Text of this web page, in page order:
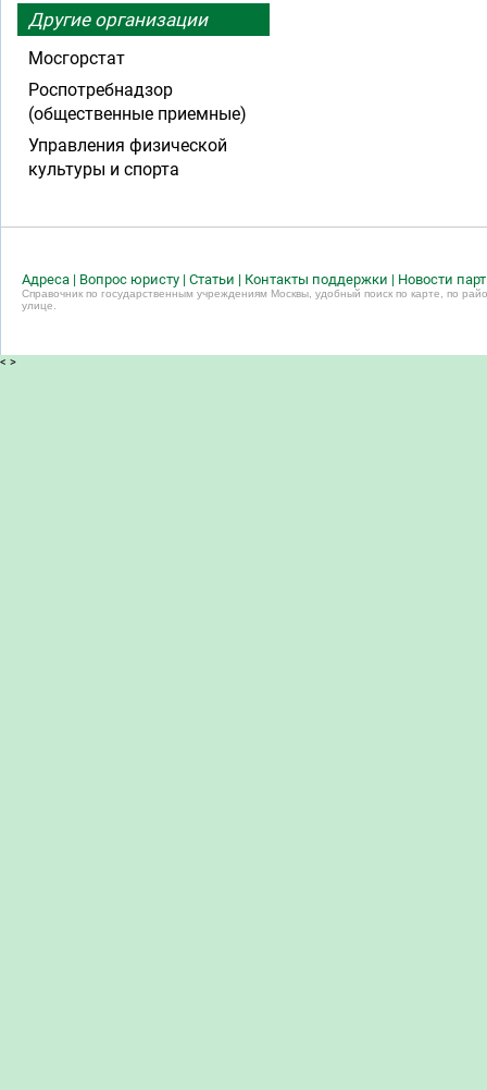
Другие организации
Мосгорстат
Роспотребнадзор
(общественные приемные)
Управления физической
культуры и спорта
Адреса | Вопрос юристу | Статьи | Контакты поддержки | Новости
Справочник по государственным учреждениям Москвы, удобный поиск по карте, по
улице.
< >